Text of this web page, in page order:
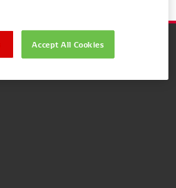
Accept All Cookies